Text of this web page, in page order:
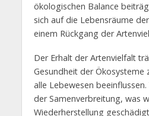
ökologischen Balance
sich auf die Lebensräume
einem Rückgang der
Der Erhalt der Artenvielfalt
Gesundheit der Ökosysteme
alle Lebewesen
der Samenverbreitung, was
Wiederherstellung